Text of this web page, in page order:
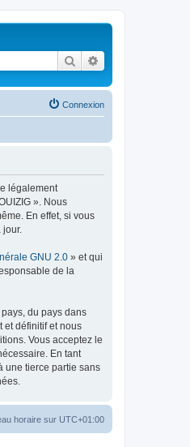
Rechercher
Connexion
légalement
». Nous
En effet, si vous
GNU 2.0 » et qui
de la
du pays dans
et définitif et nous
Vous acceptez le
En tant
une tierce partie sans
horaire sur UTC+01:00